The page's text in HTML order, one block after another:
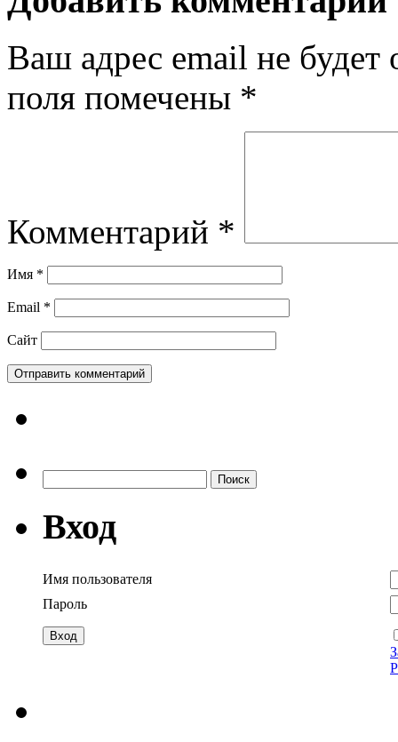
Ваш адрес email не будет
поля помечены *
Комментарий *
Имя *
Email *
Сайт
Вход
Имя пользователя
Пароль